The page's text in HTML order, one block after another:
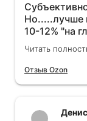
Но.....лучше
10-12% "на
Покатаюсь,
будет 😁.
Читать
Отзыв Ozon